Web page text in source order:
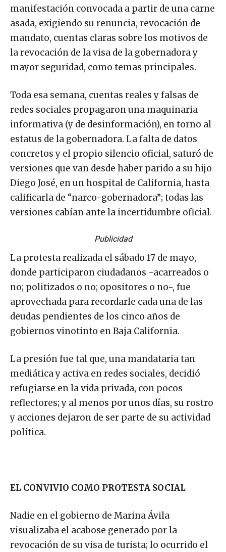
manifestación convocada a partir de una carne
asada, exigiendo su renuncia, revocación de
mandato, cuentas claras sobre los motivos de
la revocación de la visa de la gobernadora y
mayor seguridad, como temas principales.
Toda esa semana, cuentas reales y falsas de
redes sociales propagaron una maquinaria
informativa (y de desinformación), en torno al
estatus de la gobernadora. La falta de datos
concretos y el propio silencio oficial, saturó de
versiones que van desde haber parido a su hijo
Diego José, en un hospital de California, hasta
calificarla de “narco-gobernadora”; todas las
versiones cabían ante la incertidumbre oficial.
Publicidad
La protesta realizada el sábado 17 de mayo,
donde participaron ciudadanos -acarreados o
no; politizados o no; opositores o no-, fue
aprovechada para recordarle cada una de las
deudas pendientes de los cinco años de
gobiernos vinotinto en Baja California.
La presión fue tal que, una mandataria tan
mediática y activa en redes sociales, decidió
refugiarse en la vida privada, con pocos
reflectores; y al menos por unos días, su rostro
y acciones dejaron de ser parte de su actividad
política.
EL CONVIVIO COMO PROTESTA SOCIAL
Nadie en el gobierno de Marina Ávila
visualizaba el acabose generado por la
revocación de su visa de turista; lo ocurrido el